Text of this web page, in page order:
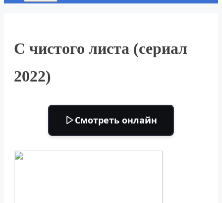
С чистого листа (сериал
2022)
Смотреть онлайн